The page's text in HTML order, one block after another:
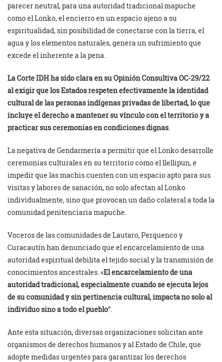
parecer neutral, para una autoridad tradicional mapuche
como el Lonko, el encierro en un espacio ajeno a su
espiritualidad, sin posibilidad de conectarse con la tierra, el
agua y los elementos naturales, genera un sufrimiento que
excede el inherente a la pena.
La Corte IDH ha sido clara en su Opinión Consultiva OC-29/22
al exigir que los Estados respeten efectivamente la identidad
cultural de las personas indígenas privadas de libertad, lo que
incluye el derecho a mantener su vínculo con el territorio y a
practicar sus ceremonias en condiciones dignas
La negativa de Gendarmería a permitir que el Lonko desarrolle
ceremonias culturales en su territorio como el llellipun, e
impedir que las machis cuenten con un espacio apto para sus
visitas y labores de sanación, no solo afectan al Lonko
individualmente, sino que provocan un daño colateral a toda la
comunidad penitenciaria mapuche.
Voceros de las comunidades de Lautaro, Perquenco y
Curacautín han denunciado que el encarcelamiento de una
autoridad espiritual debilita el tejido social y la transmisión de
conocimientos ancestrales. «El encarcelamiento de una
autoridad tradicional, especialmente cuando se ejecuta lejos
de su comunidad y sin pertinencia cultural, impacta no solo al
individuo sino a todo el pueblo”.
Ante esta situación, diversas organizaciones solicitan ante
organismos de derechos humanos y al Estado de Chile, que
adopte medidas urgentes para garantizar los derechos